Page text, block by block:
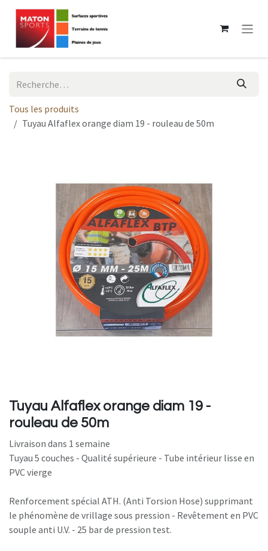
Se rendre au contenu
Tous les produits
Tuyau Alfaflex orange diam 19 - rouleau de 50m
Tuyau Alfaflex orange diam 19 -
rouleau de 50m
Livraison dans 1 semaine
Tuyau 5 couches - Qualité supérieure - Tube intérieur lisse en
PVC vierge
Renforcement spécial ATH. (Anti Torsion Hose) supprimant
le phénomène de vrillage sous pression - Revêtement en PVC
souple anti U.V. - 25 bar de pression test.